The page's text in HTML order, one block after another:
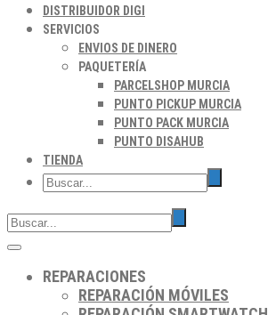
DISTRIBUIDOR DIGI
SERVICIOS
ENVIOS DE DINERO
PAQUETERÍA
PARCELSHOP MURCIA
PUNTO PICKUP MURCIA
PUNTO PACK MURCIA
PUNTO DISAHUB
TIENDA
REPARACIONES
REPARACIÓN MÓVILES